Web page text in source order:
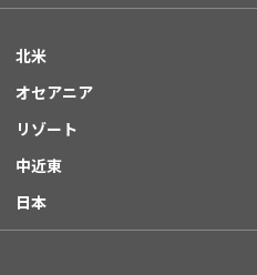
北米
オセアニア
リゾート
中近東
日本